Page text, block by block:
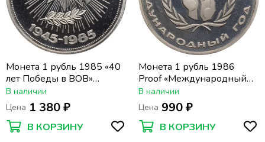
Монета 1 рубль 1985 «40
лет Победы в ВОВ»
(Новодел) капсула
В наличии
Цена 1 380 ₽
В КОРЗИНУ
Монета 1 рубль 1986
Proof «Международный
год мира» (Новодел)
капсула
В наличии
Цена 990 ₽
В КОРЗИНУ